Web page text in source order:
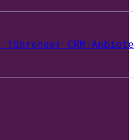
führender CRM-